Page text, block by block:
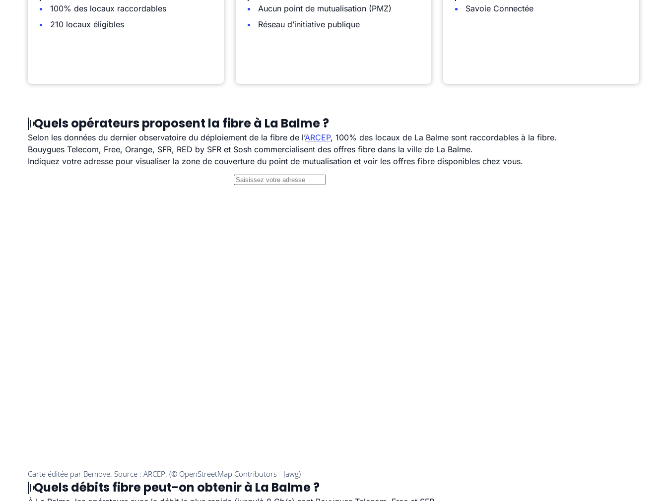
100% des locaux raccordables
210 locaux éligibles
Aucun point de mutualisation (PMZ)
Réseau d’initiative publique
Savoie Connectée
Quels opérateurs proposent la fibre à La Balme ?
Selon les données du dernier observatoire du déploiement de la fibre de l’ARCEP, 100% des locaux de La Balme sont raccordables à la fibre.
Bouygues Telecom, Free, Orange, SFR, RED by SFR et Sosh commercialisent des offres fibre dans la ville de La Balme.
Indiquez votre adresse pour visualiser la zone de couverture du point de mutualisation et voir les offres fibre disponibles chez vous.
Quels débits fibre peut-on obtenir à La Balme ?